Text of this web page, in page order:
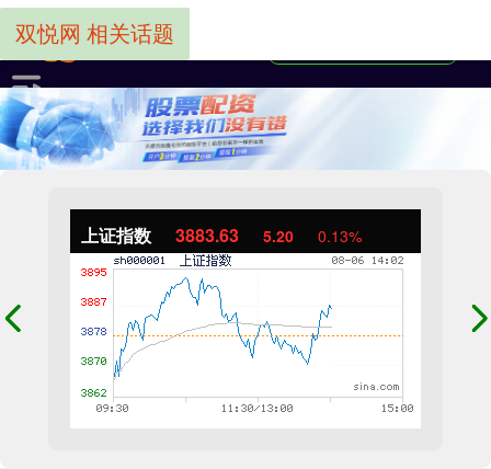
上证指数 3883.63 5.20 0.13%
双悦网 相关话题